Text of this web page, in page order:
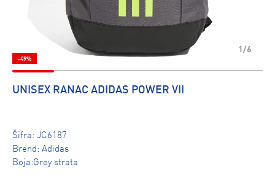
1/6
-49%
UNISEX RANAC ADIDAS POWER VII
Šifra: JC6187
Brend: Adidas
Boja:Grey strata